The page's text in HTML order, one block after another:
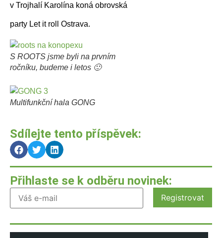
v Trojhalí Karolína koná obrovská
party Let it roll Ostrava.
S ROOTS jsme byli na prvním
ročníku, budeme i letos 🙂
Multifunkční hala GONG
Sdílejte tento příspěvek:
Přihlaste se k odběru novinek: